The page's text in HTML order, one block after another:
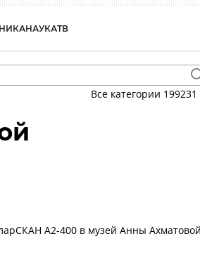
НАУКАТВ
Все категории 199231
А2-400 в музей Анны Ахматовой